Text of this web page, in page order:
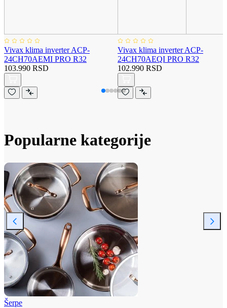
Vivax klima inverter ACP-
24CH70AEMI PRO R32
103.990 RSD
Vivax klima inverter ACP-
24CH70AEQI PRO R32
102.990 RSD
Popularne kategorije
Šerpe